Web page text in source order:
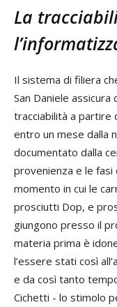
La
Il sistema di filiera
San Daniele
tracciabilità a partire
entro un mese dalla
documentato dalla
provenienza e le fasi
momento in cui le
prosciutti Dop, e
giungono presso il
materia prima è
l’essere stati così
e da così tanto
Cichetti - lo stimolo